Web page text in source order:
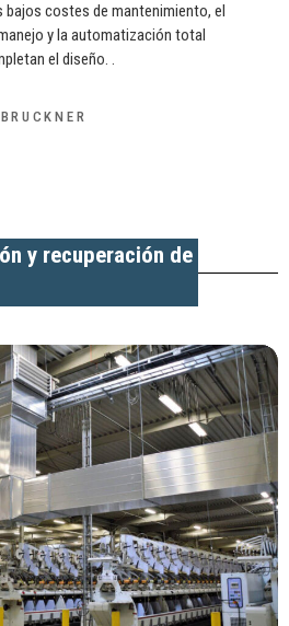
costes de mantenimiento, el
y la automatización total
el diseño. .
BRUCKNER
y recuperación de